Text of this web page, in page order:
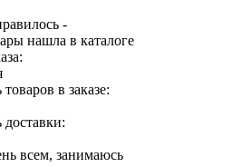
-
нашла в каталоге
в заказе:
всем, занимаюсь